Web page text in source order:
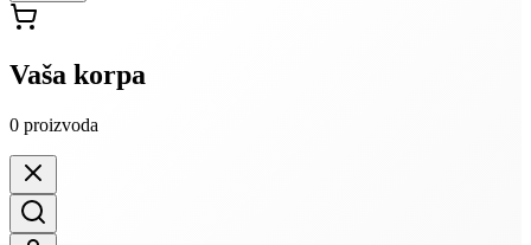
Vaša korpa
0 proizvoda